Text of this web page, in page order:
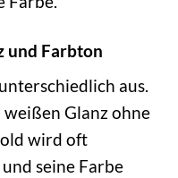
und Farbton
aus.
Glanz ohne
wird oft
seine Farbe